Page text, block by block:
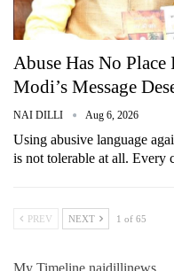
Abuse Has No
Modi’s Message
NAI DILLI Aug 6, 2026
Using abusive language
is not tolerable at all.
PREV NEXT 1 of 65
My Timeline naidillinews